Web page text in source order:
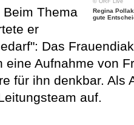
© ORF Live
Regina
gute
Thema
er
Das
eine Aufnahme von
für ihn denkbar. Als
auf.